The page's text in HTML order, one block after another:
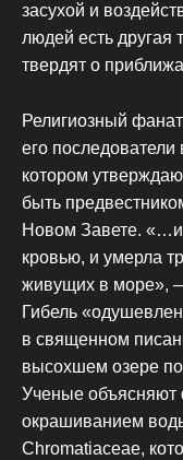
засухой и
людей есть другая
твердят о
Религиозный
его
котором
быть
Новом Завете. «…и
кровью, и умерла
живущих в море»,
Гибель
в священном
высохшем озере
Ученые объясняют
окрашиванием
Chromatiaceae,